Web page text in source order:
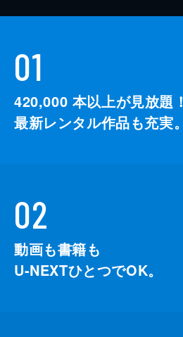
01
420,000 本以上が見放題！
最新レンタル作品も充実。
02
動画も書籍も
U-NEXTひとつでOK。